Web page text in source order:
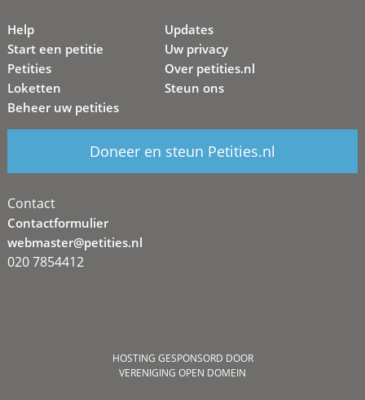
Help
Start een petitie
Petities
Loketten
Beheer uw petities
Updates
Uw privacy
Over petities.nl
Steun ons
Doneer en steun Petities.nl
Contact
Contactformulier
webmaster@petities.nl
020 7854412
HOSTING GESPONSORD DOOR
VERENIGING OPEN DOMEIN